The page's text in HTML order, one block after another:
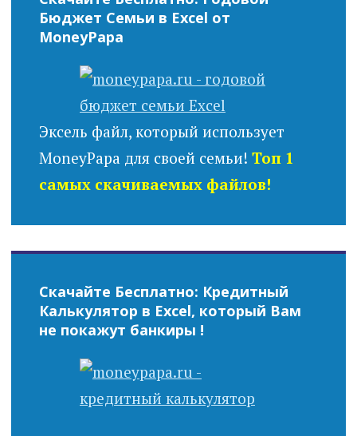
Бюджет Семьи в Excel от
MoneyPapa
Эксель файл, который использует
MoneyPapa для своей семьи! Топ 1
самых скачиваемых файлов!
Скачайте Бесплатно: Кредитный
Калькулятор в Excel, который Вам
не покажут банкиры !